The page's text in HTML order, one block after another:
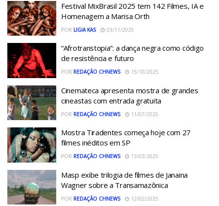
Festival MixBrasil 2025 tem 142 Filmes, IA e
Homenagem a Marisa Orth
POR LIGIA KAS 03/11/2025
“Afrotranstopia”: a dança negra como código
de resistência e futuro
POR REDAÇÃO CHNEWS 15/10/2025
Cinemateca apresenta mostra de grandes
cineastas com entrada gratuita
POR REDAÇÃO CHNEWS 11/07/2025
Mostra Tiradentes começa hoje com 27
filmes inéditos em SP
POR REDAÇÃO CHNEWS 13/03/2025
Masp exibe trilogia de filmes de Janaina
Wagner sobre a Transamazônica
POR REDAÇÃO CHNEWS 12/02/2025